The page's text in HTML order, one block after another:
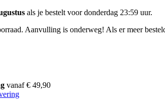
als je bestelt voordonderdag 23:59 uur.
Aanvulling is onderweg! Als er meer
vanaf € 49,90